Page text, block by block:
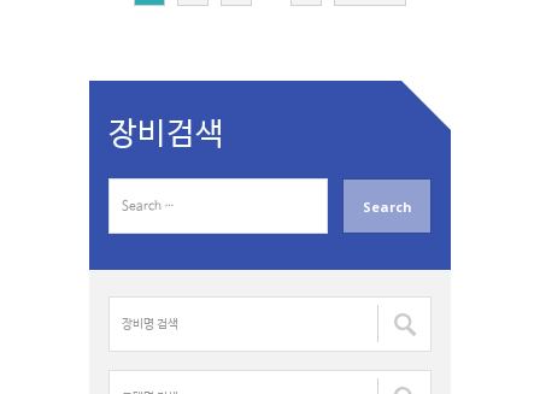
장비검색
a
명